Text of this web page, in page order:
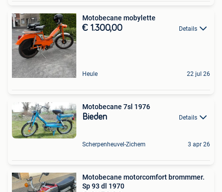
Motobecane mobylette
€ 1.300,00 Details
Heule 22 jul 26
Motobecane 7sl 1976
Bieden Details
Scherpenheuvel-Zichem 3 apr 26
Motobecane motorcomfort brommmer.
Sp 93 dl 1970